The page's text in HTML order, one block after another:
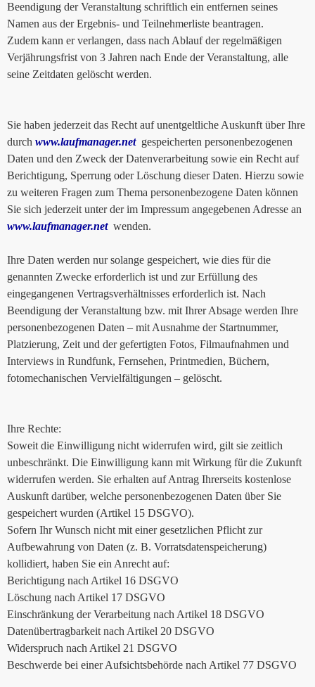
Beendigung der Veranstaltung schriftlich ein entfernen seines
Namen aus der Ergebnis- und Teilnehmerliste beantragen.
Zudem kann er verlangen, dass nach Ablauf der regelmäßigen
Verjährungsfrist von 3 Jahren nach Ende der Veranstaltung, alle
seine Zeitdaten gelöscht werden.
Sie haben jederzeit das Recht auf unentgeltliche Auskunft über Ihre
durch www.laufmanager.netgespeicherten personenbezogenen
Daten und den Zweck der Datenverarbeitung sowie ein Recht auf
Berichtigung, Sperrung oder Löschung dieser Daten. Hierzu sowie
zu weiteren Fragen zum Thema personenbezogene Daten können
Sie sich jederzeit unter der im Impressum angegebenen Adresse an
www.laufmanager.netwenden.
Ihre Daten werden nur solange gespeichert, wie dies für die
genannten Zwecke erforderlich ist und zur Erfüllung des
eingegangenen Vertragsverhältnisses erforderlich ist. Nach
Beendigung der Veranstaltung bzw. mit Ihrer Absage werden Ihre
personenbezogenen Daten – mit Ausnahme der Startnummer,
Platzierung, Zeit und der gefertigten Fotos, Filmaufnahmen und
Interviews in Rundfunk, Fernsehen, Printmedien, Büchern,
fotomechanischen Vervielfältigungen – gelöscht.
Ihre Rechte:
Soweit die Einwilligung nicht widerrufen wird, gilt sie zeitlich
unbeschränkt. Die Einwilligung kann mit Wirkung für die Zukunft
widerrufen werden. Sie erhalten auf Antrag Ihrerseits kostenlose
Auskunft darüber, welche personenbezogenen Daten über Sie
gespeichert wurden (Artikel 15 DSGVO).
Sofern Ihr Wunsch nicht mit einer gesetzlichen Pflicht zur
Aufbewahrung von Daten (z. B. Vorratsdatenspeicherung)
kollidiert, haben Sie ein Anrecht auf:
Berichtigung nach Artikel 16 DSGVO
Löschung nach Artikel 17 DSGVO
Einschränkung der Verarbeitung nach Artikel 18 DSGVO
Datenübertragbarkeit nach Artikel 20 DSGVO
Widerspruch nach Artikel 21 DSGVO
Beschwerde bei einer Aufsichtsbehörde nach Artikel 77 DSGVO